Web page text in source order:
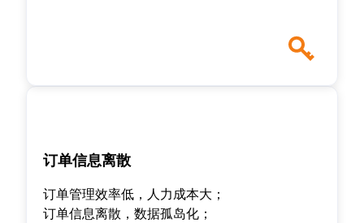
订单信息离散
订单管理效率低，人力成本大；
订单信息离散，数据孤岛化；